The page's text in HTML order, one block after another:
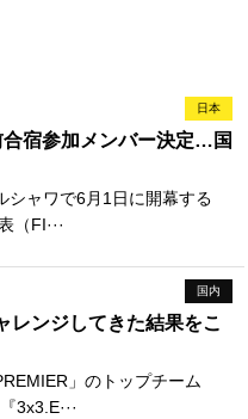
日本
宿参加メンバー決定…国
ャワで6月1日に開幕する
（FI···
国内
ンジしてきた結果をこ
」のトップチーム
3x3.E···